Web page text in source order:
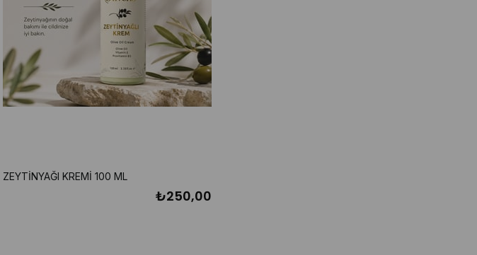
ZEYTİNYAĞI KREMİ 100 ML
₺250,00